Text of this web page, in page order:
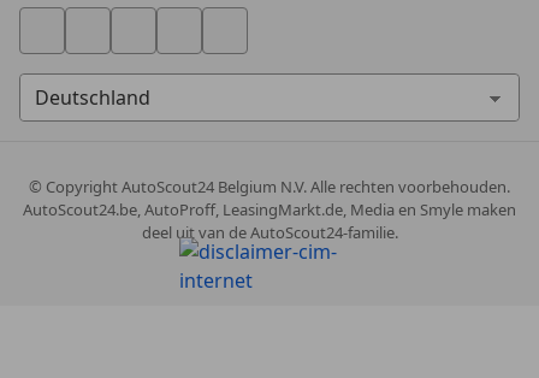
© CopyrightAutoScout24 Belgium N.V. Alle rechten voorbehouden.
AutoScout24.be, AutoProff, LeasingMarkt.de, Media en Smyle maken
deel uit van de AutoScout24-familie.